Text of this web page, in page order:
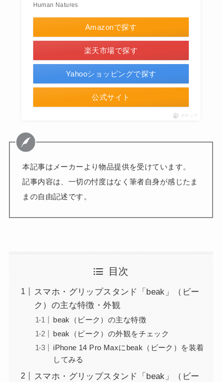
Human Natures
Amazonで探す
楽天市場で探す
Yahooショッピングで探す
公式サイト
ポチップ
本記事はメーカーより物品提供を受けています。
記事内容は、一切の忖度はなく筆者自身が感じたま
まの自由記述です。
目次
スマホ・グリップスタンド「beak」（ビー
ク）の主な特徴・外観
beak（ビーク）の主な特徴
beak（ビーク）の外観をチェック
iPhone 14 Pro Maxにbeak（ビーク）を装着
してみる
スマホ・グリップスタンド「beak」（ビー